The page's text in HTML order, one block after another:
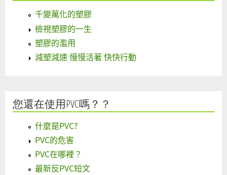
千變萬化的塑膠
檢視塑膠的一生
塑膠的濫用
減塑減速 慢慢活著 快快行動
您還在使用PVC嗎？？
什麼是PVC?
PVC的危害
PVC在哪裡？
最新反PVC短文